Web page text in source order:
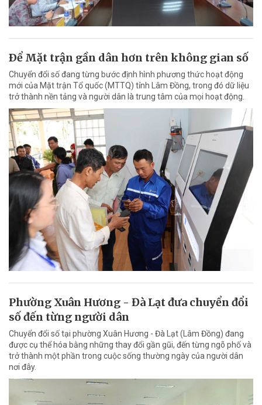
Ðể Mặt trận gần dân hơn trên không gian số
Chuyển đổi số đang từng bước định hình phương thức hoạt động
mới của Mặt trận Tổ quốc (MTTQ) tỉnh Lâm Đồng, trong đó dữ liệu
trở thành nền tảng và người dân là trung tâm của mọi hoạt động.
Phường Xuân Hương - Đà Lạt đưa chuyển đổi
số đến từng người dân
Chuyển đổi số tại phường Xuân Hương - Đà Lạt (Lâm Đồng) đang
được cụ thể hóa bằng những thay đổi gần gũi, đến từng ngõ phố và
trở thành một phần trong cuộc sống thường ngày của người dân
nơi đây.